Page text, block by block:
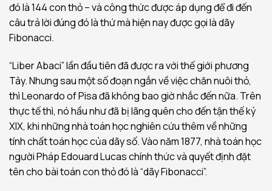
đó là 144 con thỏ – và công thức được áp dụng để đi đến
câu trả lời đúng đó là thứ mà hiện nay được gọi là dãy
Fibonacci.
“Liber Abaci” lần đầu tiên đã được ra với thế giới phương
Tây. Nhưng sau một số đoạn ngắn về việc chăn nuôi thỏ,
thì Leonardo of Pisa đã không bao giờ nhắc đến nữa. Trên
thực tế thì, nó hầu như đã bị lãng quên cho đến tận thế kỷ
XIX, khi những nhà toán học nghiên cứu thêm về những
tính chất toán học của dãy số. Vào năm 1877, nhà toán học
người Pháp Edouard Lucas chính thức và quyết định đặt
tên cho bài toán con thỏ đó là “dãy Fibonacci”.